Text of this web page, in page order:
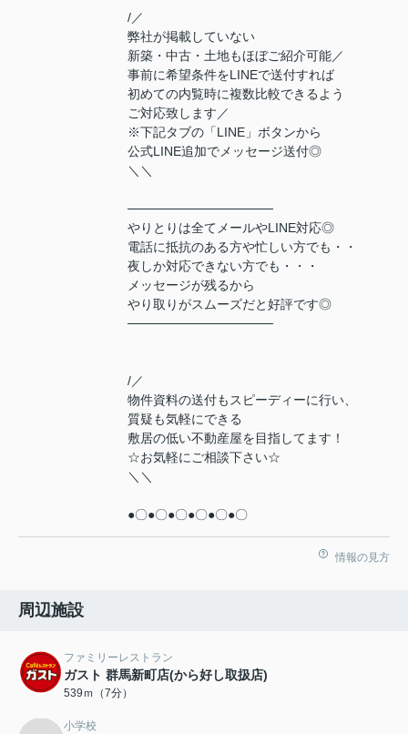
/／
弊社が掲載していない
新築・中古・土地もほぼご紹介可能／
事前に希望条件をLINEで送付すれば
初めての内覧時に複数比較できるよう
ご対応致します／
※下記タブの「LINE」ボタンから
公式LINE追加でメッセージ送付◎
＼＼
────────────────
やりとりは全てメールやLINE対応◎
電話に抵抗のある方や忙しい方でも・・
夜しか対応できない方でも・・・
メッセージが残るから
やり取りがスムーズだと好評です◎
────────────────
/／
物件資料の送付もスピーディーに行い、
質疑も気軽にできる
敷居の低い不動産屋を目指してます！
☆お気軽にご相談下さい☆
＼＼
●〇●〇●〇●〇●〇●〇
情報の見方
周辺施設
ファミリーレストラン
ガスト 群馬新町店(から好し取扱店)
539ｍ（7分）
小学校